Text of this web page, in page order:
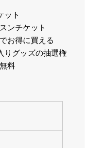
ット
ンチケット
お得に買える
りグッズの抽選権
料